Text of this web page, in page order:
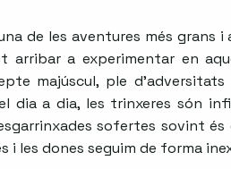
de les aventures més grans i
arribar a experimentar en
majúscul, ple
el dia a dia, les trinxeres són
sofertes sovint és
i les dones seguim de forma